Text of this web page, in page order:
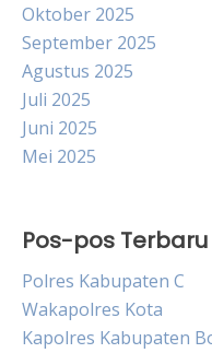
Oktober 2025
September 2025
Agustus 2025
Juli 2025
Juni 2025
Mei 2025
Pos-pos Terbaru
Polres Kabupaten C
Wakapolres Kota
Kapolres Kabupaten